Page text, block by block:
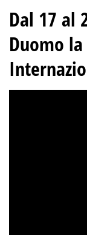
Dal 17 al
Duomo